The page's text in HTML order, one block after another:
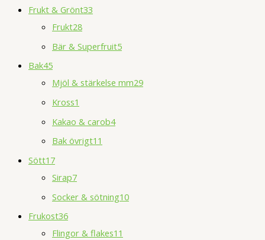
Frukt & Grönt33
Frukt28
Bär & Superfruit5
Bak45
Mjöl & stärkelse mm29
Kross1
Kakao & carob4
Bak övrigt11
Sött17
Sirap7
Socker & sötning10
Frukost36
Flingor & flakes11